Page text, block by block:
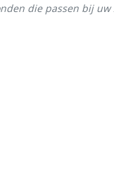
die passen bij